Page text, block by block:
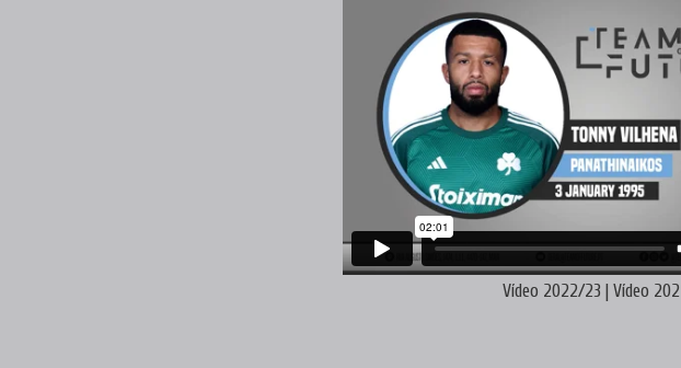
Vídeo 2022/23 |Vídeo